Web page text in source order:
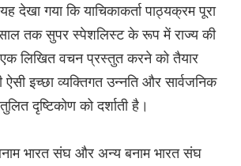
देखा गया कि याचिकाकर्ता पाठ्यक्रम पूरा
तक सुपर स्पेशलिस्ट के रूप में राज्य की
लिखित वचन प्रस्तुत करने को तैयार
इच्छा व्यक्तिगत उन्नति और सार्वजनिक
दृष्टिकोण को दर्शाती है।
भारत संघ और अन्य बनाम भारत संघ